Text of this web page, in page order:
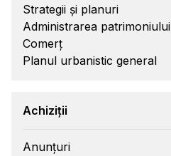
Strategii și planuri
Administrarea patrimoniului
Comerț
Planul urbanistic general
Achiziții
Anunțuri